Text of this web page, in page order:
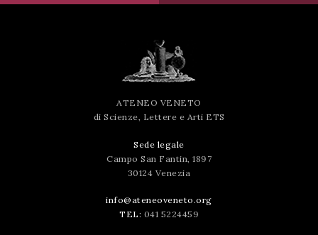
ATENEO VENETO
di Scienze, Lettere e Arti ETS
Sede legale
Campo San Fantin, 1897
30124 Venezia
info@ateneoveneto.org
TEL: 041 5224459